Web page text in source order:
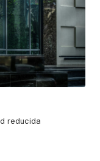
reducida